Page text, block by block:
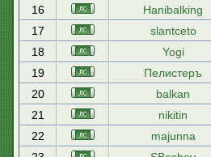
16
Hanibalking
17
slantceto
18
Yogi
19
Пелистеръ
20
balkan
21
nikitin
22
majunna